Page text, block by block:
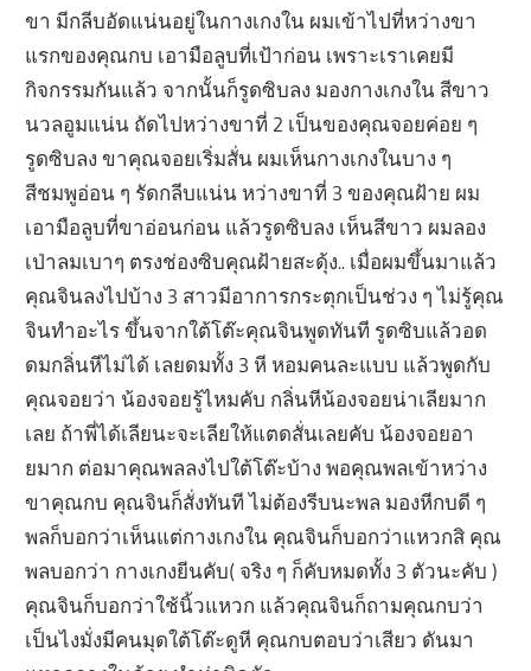
ขา มีกลีบอัดแน่นอยู่ในกางเกงใน ผมเข้าไปที่หว่างขา
แรกของคุณกบ เอามือลูบที่เป้าก่อน เพราะเราเคยมี
กิจกรรมกันแล้ว จากนั้นก็รูดซิบลง มองกางเกงใน สีขาว
นวลอูมแน่น ถัดไปหว่างขาที่ 2 เป็นของคุณจอยค่อย ๆ
รูดซิบลง ขาคุณจอยเริ่มสั่น ผมเห็นกางเกงในบาง ๆ
สีชมพูอ่อน ๆ รัดกลีบแน่น หว่างขาที่ 3 ของคุณฝ้าย ผม
เอามือลูบที่ขาอ่อนก่อน แล้วรูดซิบลง เห็นสีขาว ผมลอง
เป่าลมเบาๆ ตรงช่องซิบคุณฝ้ายสะดุ้ง.. เมื่อผมขึ้นมาแล้ว
คุณจินลงไปบ้าง 3 สาวมีอาการกระตุกเป็นช่วง ๆ ไม่รู้คุณ
จินทำอะไร ขึ้นจากใต้โต๊ะคุณจินพูดทันที รูดซิบแล้วอด
ดมกลิ่นหีไม่ได้ เลยดมทั้ง 3 หี หอมคนละแบบ แล้วพูดกับ
คุณจอยว่า น้องจอยรู้ไหมคับ กลิ่นหีน้องจอยน่าเลียมาก
เลย ถ้าพี่ได้เลียนะจะเลียให้แตดสั่นเลยคับ น้องจอยอา
ยมาก ต่อมาคุณพลลงไปใต้โต๊ะบ้าง พอคุณพลเข้าหว่าง
ขาคุณกบ คุณจินก็สั่งทันที ไม่ต้องรีบนะพล มองหีกบดี ๆ
พลก็บอกว่าเห็นแต่กางเกงใน คุณจินก็บอกว่าแหวกสิ คุณ
พลบอกว่า กางเกงยีนคับ( จริง ๆ ก็คับหมดทั้ง 3 ตัวนะคับ )
คุณจินก็บอกว่าใช้นิ้วแหวก แล้วคุณจินก็ถามคุณกบว่า
เป็นไงมั่งมีคนมุดใต้โต๊ะดูหี คุณกบตอบว่าเสียว ดันมา